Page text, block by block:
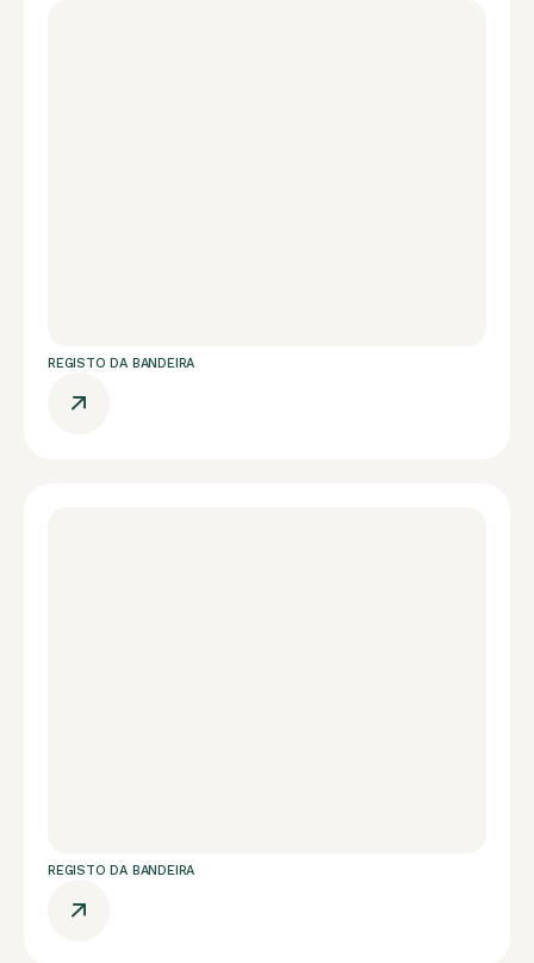
REGISTO DA BANDEIRA
REGISTO DA BANDEIRA